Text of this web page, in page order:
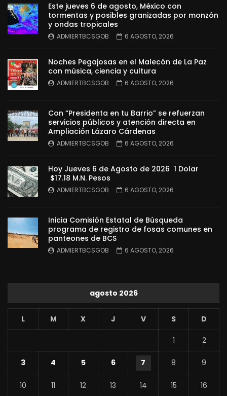
Este jueves 6 de agosto, México con
tormentas y posibles granizadas por monzón
y ondas tropicales
ADMIERTBCSGOB 6 AGOSTO, 2026
Noches Pegajosas en el Malecón de La Paz
con música, ciencia y cultura
ADMIERTBCSGOB 6 AGOSTO, 2026
Con “Presidenta en tu Barrio” se refuerzan
servicios públicos y atención directa en
Ampliación Lázaro Cárdenas
ADMIERTBCSGOB 6 AGOSTO, 2026
Hoy Jueves 6 de Agosto de 2026 1 Dolar
$17.18 M.N. Pesos
ADMIERTBCSGOB 6 AGOSTO, 2026
Inicia Comisión Estatal de Búsqueda
programa de registro de fosas comunes en
panteones de BCS
ADMIERTBCSGOB 6 AGOSTO, 2026
agosto 2026
L M X J V S D
1 2
3 4 5 6 7 8 9
10 11 12 13 14 15 16